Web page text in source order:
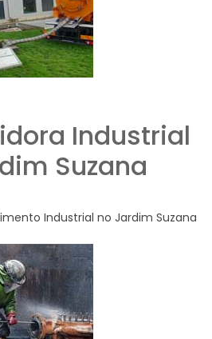
Industrial
Suzana
Industrial no Jardim Suzana